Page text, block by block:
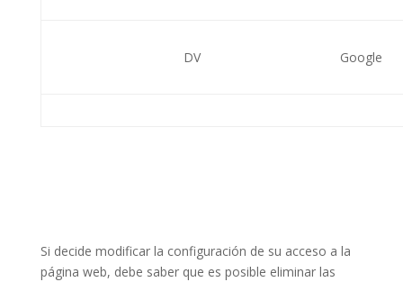
DV Google
Si decide modificar la configuración de su acceso a la
página web, debe saber que es posible eliminar las